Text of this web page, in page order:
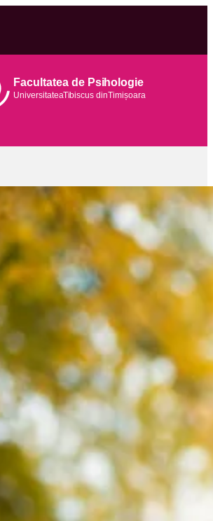
Universitatea Tibiscus din Timișoara
Facultatea de Psihologie